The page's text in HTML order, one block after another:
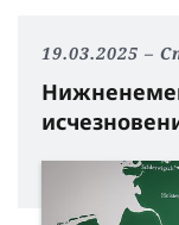
19.03.2025